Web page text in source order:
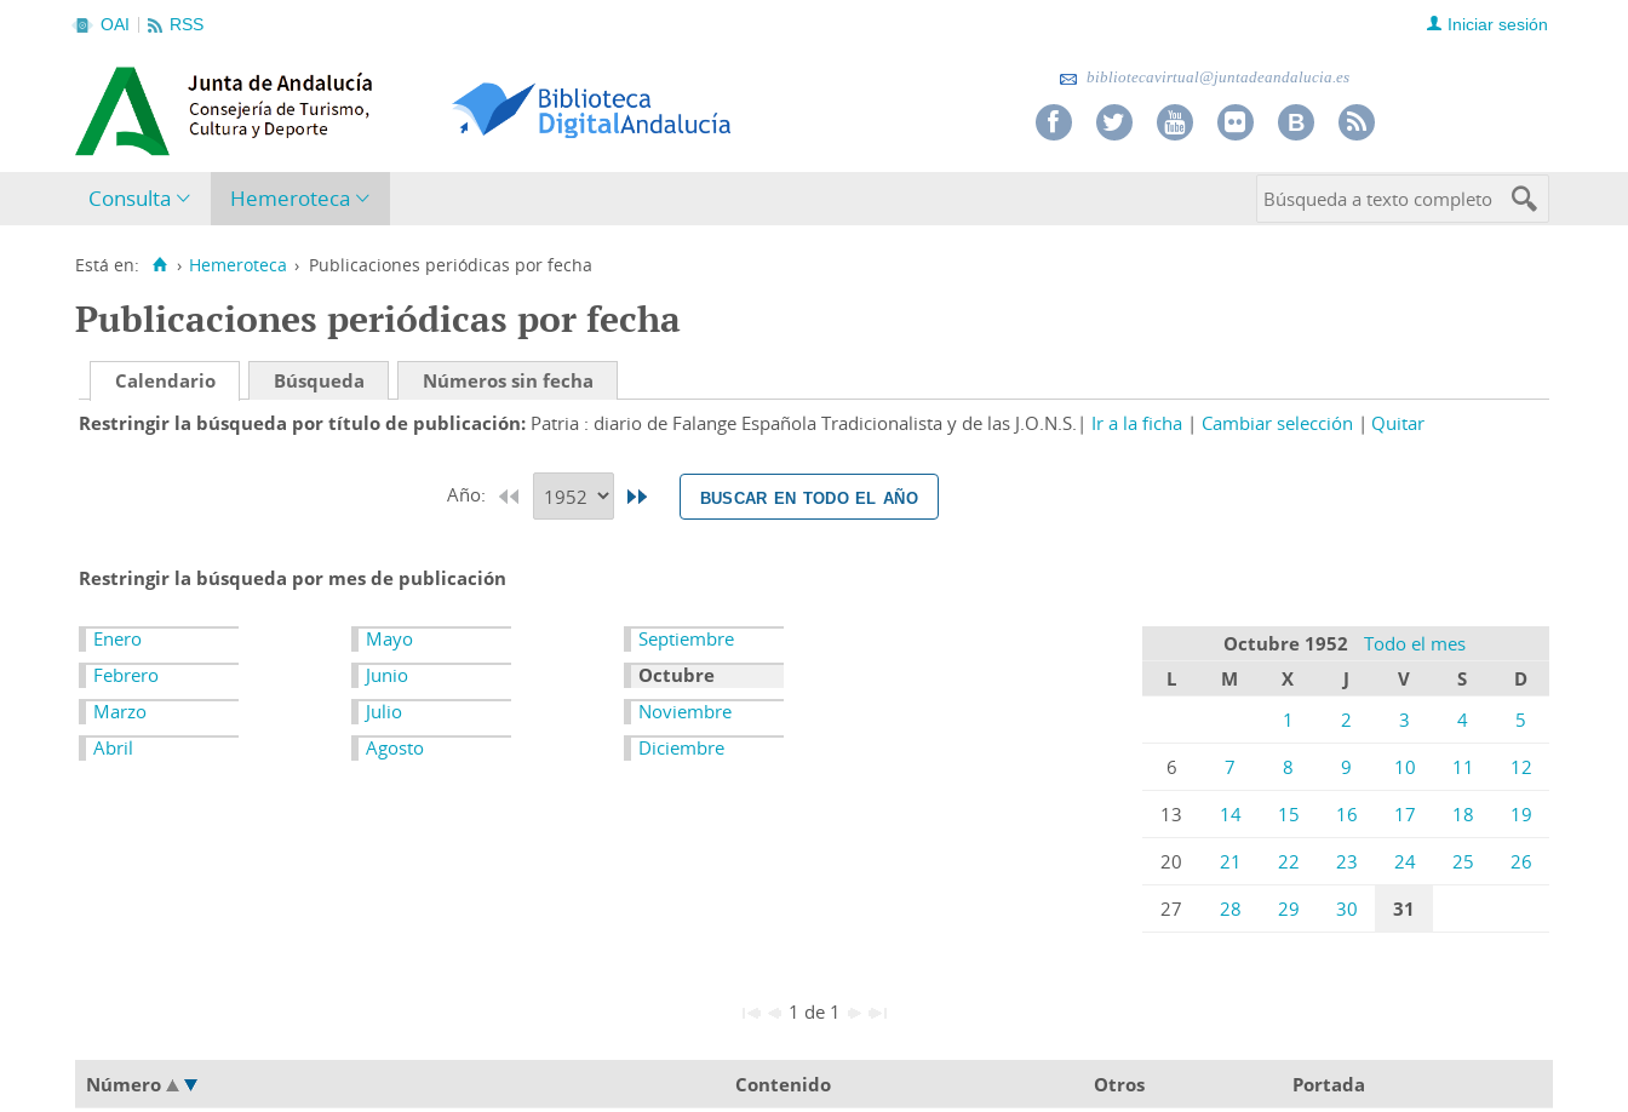
OAI RSS Iniciar sesión
bibliotecavirtual@juntadeandalucia.es
Consulta Hemeroteca
Está en: › Hemeroteca › Publicaciones periódicas por fecha
Publicaciones periódicas por fecha
Calendario Búsqueda
Números sin fecha
Restringir la búsqueda por título de publicación Patria : diario de Falange Española Tradicionalista y de las J.O.N.S. Ir a la ficha Cambiar selección Quitar
Año: buscar en todo el año
Restringir la búsqueda por mes de publicación
Enero
Febrero
Marzo
Abril
Mayo
Junio
Julio
Agosto
Septiembre
Octubre
Noviembre
Diciembre
Octubre 1952
Todo el mes
L
M X J V S
D
1
2 3 4
5
6
7 8 9 10 11
12
13
14 15 16 17 18
19
20
21 22 23 24 25
26
27
28 29 30 31
1 de 1
Número Contenido Otros
Portada